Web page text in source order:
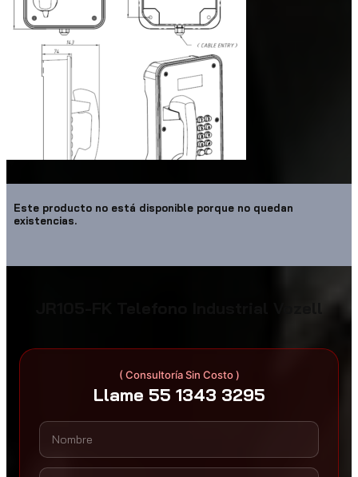
Este producto no está disponible porque no quedan
existencias.
( Consultoría Sin Costo )
Llame 55 1343 3295